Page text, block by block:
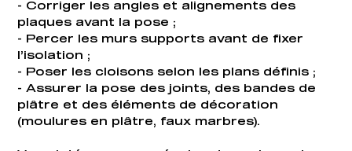
- Corriger les angles et alignements des
plaques avant la pose ;
- Percer les murs supports avant de fixer
l’isolation ;
- Poser les cloisons selon les plans définis ;
- Assurer la pose des joints, des bandes de
plâtre et des éléments de décoration
(moulures en plâtre, faux marbres).